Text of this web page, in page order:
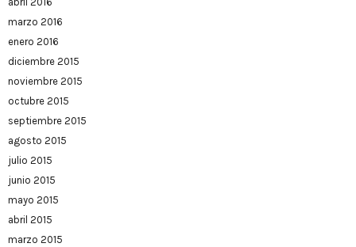
marzo 2016
enero 2016
diciembre 2015
noviembre 2015
octubre 2015
septiembre 2015
agosto 2015
julio 2015
junio 2015
mayo 2015
abril 2015
marzo 2015